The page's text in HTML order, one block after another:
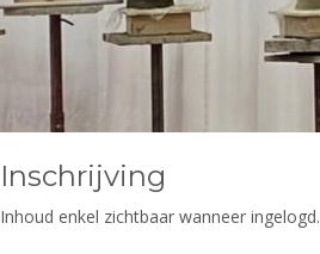
Inschrijving
Inhoud enkel zichtbaar wanneer ingelogd.